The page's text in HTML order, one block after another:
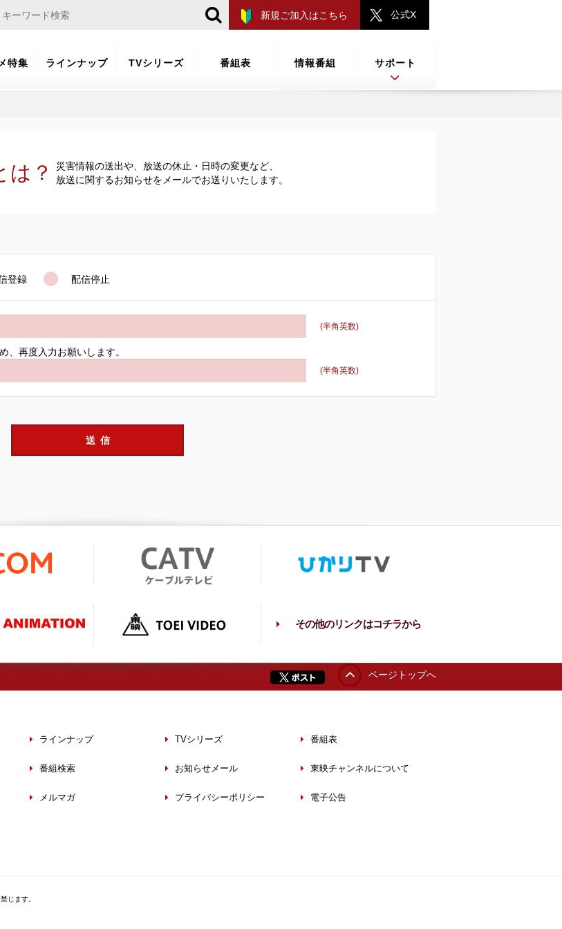
新規ご加入はこちら 公式X
特集 ラインナップ TVシリーズ 番組表 情報番組 サポート
は？
災害情報の送出や、放送の休止・日時の変更など、
放送に関するお知らせをメールでお送りいたします。
登録 配信停止
(半角英数)
、再度入力お願いします。
(半角英数)
送信
その他のリンクはコチラから
ページトップへ
ラインナップ TVシリーズ 番組表
番組検索 お知らせメール 東映チャンネルについて
メルマガ プライバシーポリシー 電子公告
じます。